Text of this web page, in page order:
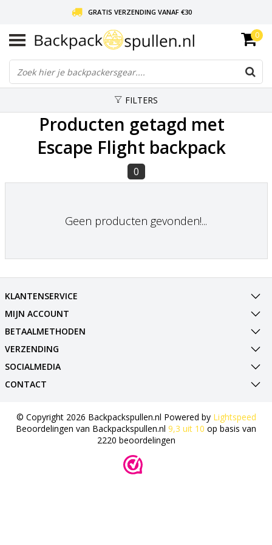
GRATIS VERZENDING VANAF €30
LIEFDE VOOR BACKPACKEN!
30 DAGEN GRATIS RETOUR
0
FILTERS
Producten getagd met
Escape Flight backpack
0
Geen producten gevonden!...
KLANTENSERVICE
MIJN ACCOUNT
BETAALMETHODEN
VERZENDING
SOCIALMEDIA
CONTACT
© Copyright 2026 Backpackspullen.nl Powered by Lightspeed
Beoordelingen van Backpackspullen.nl 9,3 uit 10 op basis van
2220 beoordelingen